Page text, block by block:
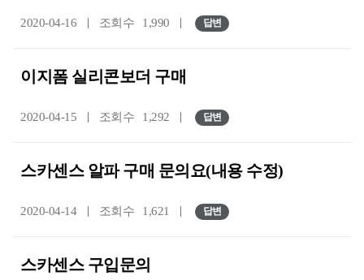
2020-04-16 조회수 1,990 답변
이지폼 실리콘보더 구매
2020-04-15 조회수 1,292 답변
스카센스 알파 구매 문의요(내용 수정)
2020-04-14 조회수 1,621 답변
스카센스 구입문의